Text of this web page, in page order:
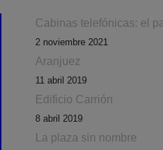
Cabinas telefónicas: el
2 noviembre 2021
Aranjuez
11 abril 2019
Edificio Carrión
8 abril 2019
La plaza sin nombre